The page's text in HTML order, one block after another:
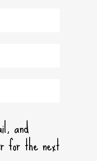
and
for the next